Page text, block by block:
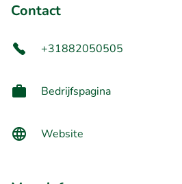
Contact
+31882050505
Bedrijfspagina
Website